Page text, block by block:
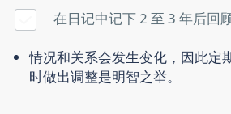
在日记中记下 2 至 3 年后回
情况和关系会发生变化，因此定
时做出调整是明智之举。